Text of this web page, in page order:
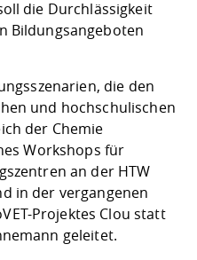
Vorbereitung
Checkliste zum
Studien- und
und Physik
Digitales Lernen
Studieren in
Studentenwerk
Angebote der
Arbeit
Weiterbilden im
Formulare und
Internationale
Formulare und
FIS -
Prototyping und
Gründung und
Kooperationen
Kontakt &
Klimaschutz &
Förderverein
Gremien und
Informatik/
Maschinenbau
Unternehmen
die Durchlässigkeit
Bildungsangeboten
die den
und hochschulischen
der Chemie
Workshops für
an der HTW
in der vergangenen
Projektes Clou statt
geleitet.